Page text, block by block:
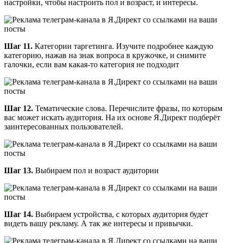
настройки, чтобы настроить пол и возраст, и интересы.
Шаг 11. Категории таргетинга. Изучите подробнее каждую
категорию, нажав на знак вопроса в кружочке, и снимите
галочки, если вам какая-то категория не подходит
Шаг 12. Тематические слова. Перечислите фразы, по которым
вас может искать аудитория. На их основе Я.Директ подберёт
заинтересованных пользователей.
Шаг 13. Выбираем пол и возраст аудитории
Шаг 14. Выбираем устройства, с которых аудитория будет
видеть вашу рекламу. А так же интересы и привычки.